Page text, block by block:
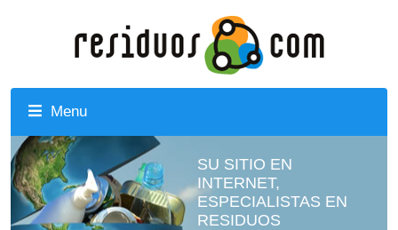
Menu
SU SITIO EN
INTERNET,
ESPECIALISTAS EN
RESIDUOS